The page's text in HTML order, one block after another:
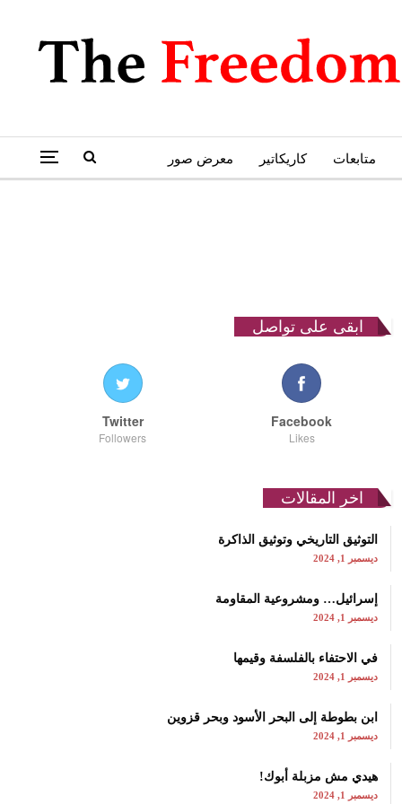
متابعات كاريكاتير معرض صور
ابقى على تواصل
Facebook
Likes
Twitter
Followers
اخر المقالات
التوثيق التاريخي وتوثيق الذاكرة
ديسمبر 1, 2024
إسرائيل… ومشروعية المقاومة
ديسمبر 1, 2024
في الاحتفاء بالفلسفة وقيمها
ديسمبر 1, 2024
ابن بطوطة إلى البحر الأسود وبحر قزوين
ديسمبر 1, 2024
هيدي مش مزبلة أبوك!
ديسمبر 1, 2024